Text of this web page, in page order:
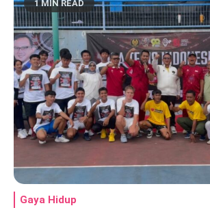
1 MIN READ
Gaya Hidup